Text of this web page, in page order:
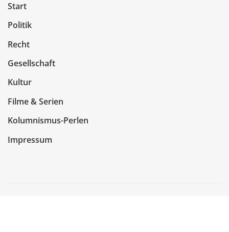
Start
Politik
Recht
Gesellschaft
Kultur
Filme & Serien
Kolumnismus-Perlen
Impressum